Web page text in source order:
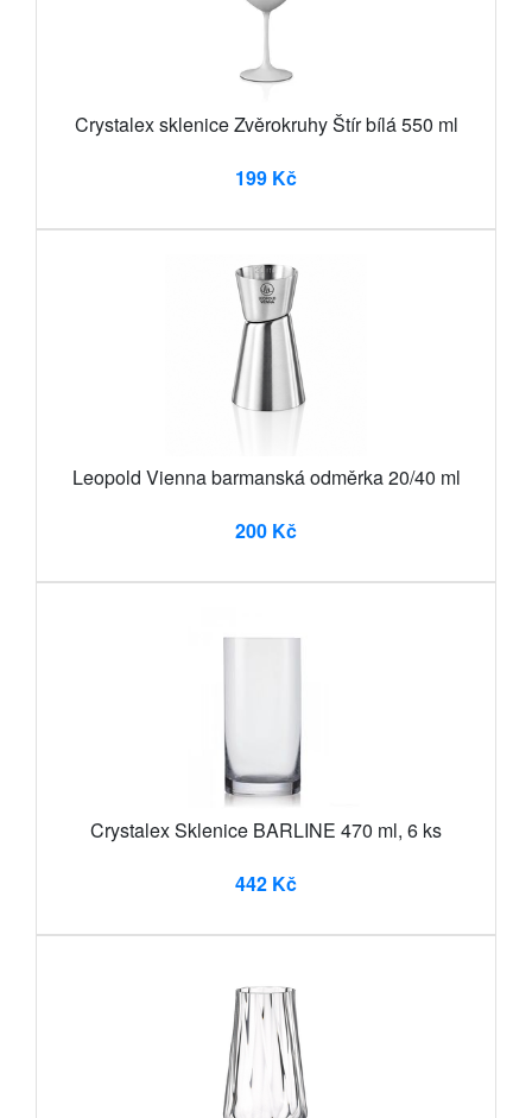
Crystalex sklenice Zvěrokruhy Štír bílá 550 ml
199 Kč
Leopold Vienna barmanská odměrka 20/40 ml
200 Kč
Crystalex Sklenice BARLINE 470 ml, 6 ks
442 Kč